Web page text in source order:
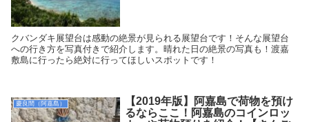
クバンダキ展望台は感動の絶景が見られる展望台です！そんな展望台
への行き方を写真付きで紹介します。晴れた日の絶景の写真も！渡嘉
敷島に行ったら絶対に行ってほしいスポットです！
慶良間（阿嘉島）
【2019年版】阿嘉島で荷物を預け
るならここ！阿嘉島のコインロッ